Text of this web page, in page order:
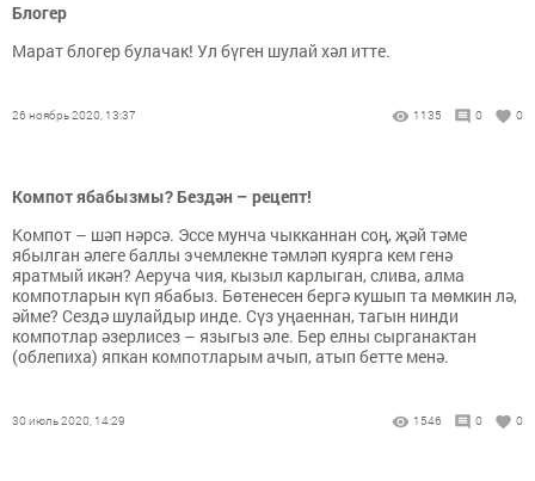
Блогер
Марат блогер булачак! Ул бүген шулай хәл итте.
26 ноябрь 2020, 13:37 1135 0 0
Компот ябабызмы? Бездән – рецепт!
Компот – шәп нәрсә. Эссе мунча чыкканнан соң, җәй тәме
ябылган әлеге баллы эчемлекне тәмләп куярга кем генә
яратмый икән? Аеруча чия, кызыл карлыган, слива, алма
компотларын күп ябабыз. Бөтенесен бергә кушып та мөмкин лә,
әйме? Сездә шулайдыр инде. Сүз уңаеннан, тагын нинди
компотлар әзерлисез – языгыз әле. Бер елны сырганактан
(облепиха) япкан компотларым ачып, атып бетте менә.
30 июль 2020, 14:29 1546 0 0